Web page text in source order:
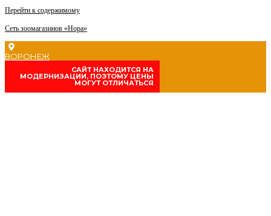
Перейти к содержимому
Сеть зоомагазинов «Нора»
ВОРОНЕЖ
CАЙТ НАХОДИТСЯ НА
МОДЕРНИЗАЦИИ, ПОЭТОМУ ЦЕНЫ
МОГУТ ОТЛИЧАТЬСЯ